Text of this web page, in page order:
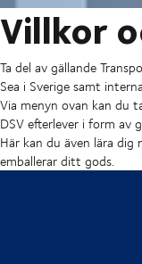
Villkor
Ta del av gällande
Sea i Sverige samt
Via menyn ovan kan du
DSV efterlever i form av
Här kan du även lära
emballerar ditt gods.